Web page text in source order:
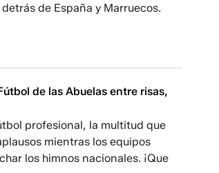
de España y Marruecos.
de las Abuelas entre risas,
profesional, la multitud que
mientras los equipos
los himnos nacionales. ¡Que